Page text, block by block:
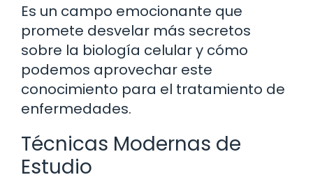
Es un campo emocionante que
promete desvelar más secretos
sobre la biología celular y cómo
podemos aprovechar este
conocimiento para el tratamiento de
enfermedades.
Técnicas Modernas de
Estudio